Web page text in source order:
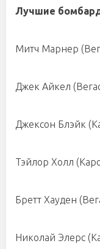
Лучшие
Митч Марнер
Джек Айкел
Джексон Блэйк
Тэйлор Холл
Бретт Хауден
Николай Элерс